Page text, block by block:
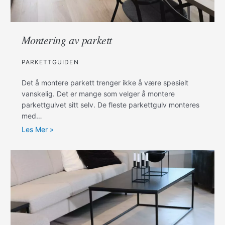
Montering av parkett
PARKETTGUIDEN
Det å montere parkett trenger ikke å være spesielt
vanskelig. Det er mange som velger å montere
parkettgulvet sitt selv. De fleste parkettgulv monteres
med…
Les Mer »